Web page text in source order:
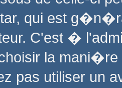
qui est
C'est �
la
pas utiliser un